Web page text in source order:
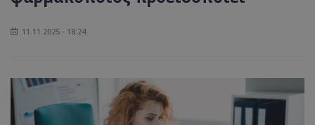
11.11.2025 - 18:24